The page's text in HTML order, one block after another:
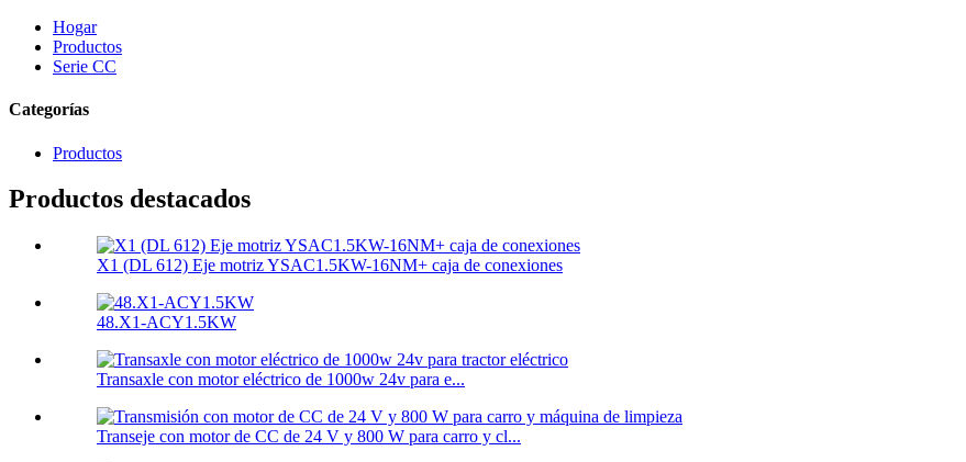
Hogar
Productos
Serie CC
Categorías
Productos
Productos destacados
X1 (DL 612) Eje motriz YSAC1.5KW-16NM+ caja de conexiones
48.X1-ACY1.5KW
Transaxle con motor eléctrico de 1000w 24v para e...
Transeje con motor de CC de 24 V y 800 W para carro y cl...